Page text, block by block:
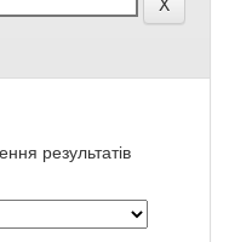
результатів